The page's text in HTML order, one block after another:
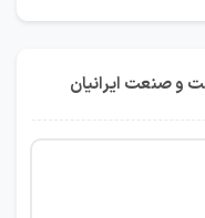
و صنعت ایرانیان